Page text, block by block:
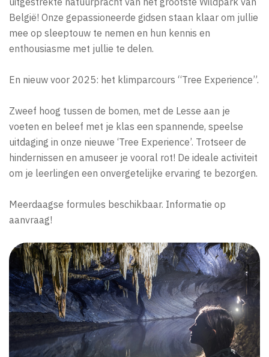
België! Onze gepassioneerde gidsen staan klaar om jullie
mee op sleeptouw te nemen en hun kennis en
enthousiasme met jullie te delen.
En nieuw voor 2025: het klimparcours “Tree Experience”.
Zweef hoog tussen de bomen, met de Lesse aan je
voeten en beleef met je klas een spannende, speelse
uitdaging in onze nieuwe ‘Tree Experience’. Trotseer de
hindernissen en amuseer je vooral rot! De ideale activiteit
om je leerlingen een onvergetelijke ervaring te bezorgen.
Meerdaagse formules beschikbaar. Informatie op
aanvraag!